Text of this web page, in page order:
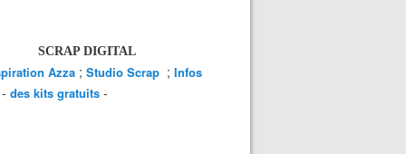
SCRAP DIGITAL
Azza ; Studio Scrap ; Infos
des kits gratuits -